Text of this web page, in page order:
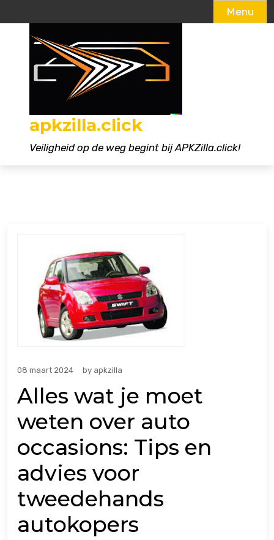
Menu
apkzilla.click
Veiligheid op de weg begint bij APKZilla.click!
08 maart 2024 by apkzilla
Alles wat je moet
weten over auto
occasions: Tips en
advies voor
tweedehands
autokopers